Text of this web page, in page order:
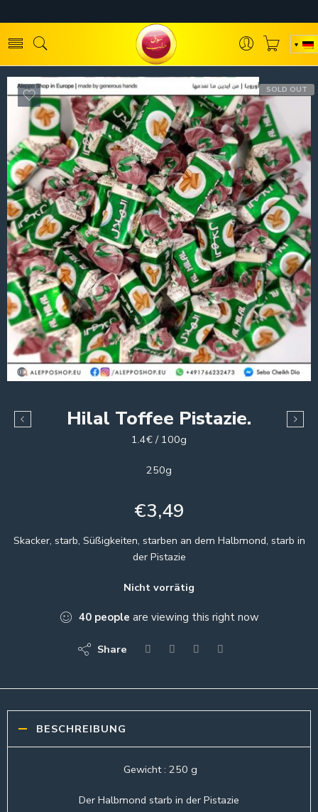
SOLD OUT
Hilal Toffee Pistazie.
1.4€ / 100g
250g
€3,49
Skacker, starb, Süßigkeiten, starben an dem Halbmond, starb in
der Pistazie
Nicht vorrätig
40 people are viewing this right now
Share
BESCHREIBUNG
Gewicht : 250 g
Der Halbmond starb in der Pistazie